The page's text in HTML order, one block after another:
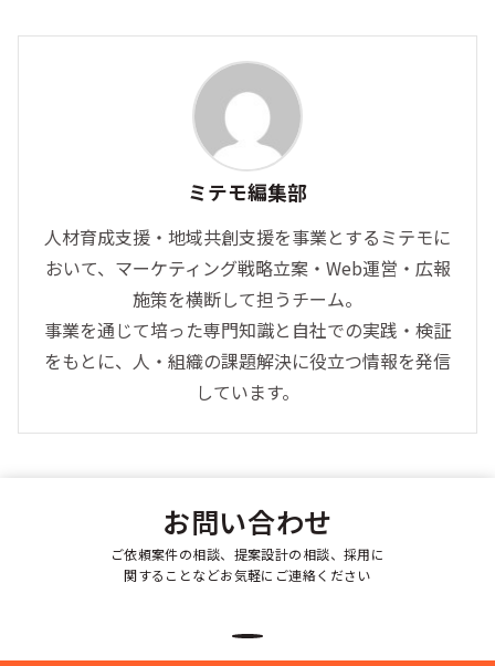
ミテモ編集部
人材育成支援・地域共創支援を事業とするミテモに
おいて、マーケティング戦略立案・Web運営・広報
施策を横断して担うチーム。
事業を通じて培った専門知識と自社での実践・検証
をもとに、人・組織の課題解決に役立つ情報を発信
しています。
お問い合わせ
ご依頼案件の相談、提案設計の相談、採用に
関することなどお気軽にご連絡ください